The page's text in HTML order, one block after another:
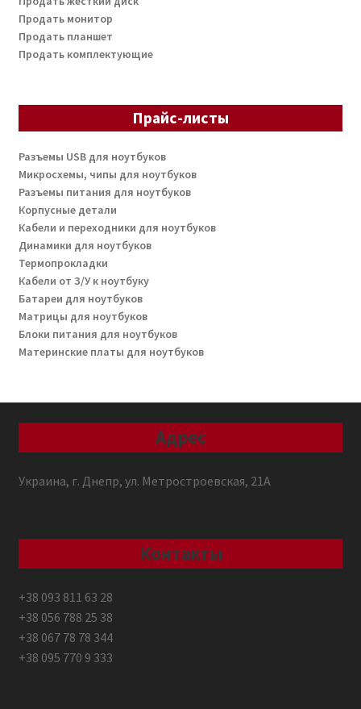
Продать монитор
Продать планшет
Продать комплектующие
Прайс-листы
Разъемы USB для ноутбуков
Микросхемы, чипы для ноутбуков
Разъемы питания для ноутбуков
Корпусные детали
Кабели и переходники для ноутбуков
Динамики для ноутбуков
Термопрокладки
Кабели от З/У к ноутбуку
Батареи для ноутбуков
Матрицы для ноутбуков
Блоки питания для ноутбуков
Материнские платы для ноутбуков
Адрес
Украина, г. Днепр, ул. Метростроевская, 21А
Контакты
+38 093 811 63 28
+38 056 788 25 38
+38 067 78 78 344
+38 095 770 9 333